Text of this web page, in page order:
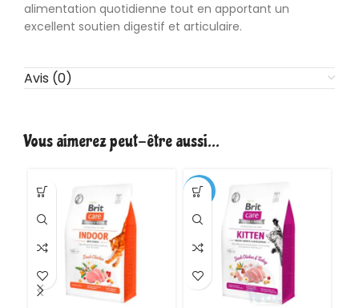
alimentation quotidienne tout en apportant un
excellent soutien digestif et articulaire.
Avis (0)
Vous aimerez peut-être aussi…
-12%